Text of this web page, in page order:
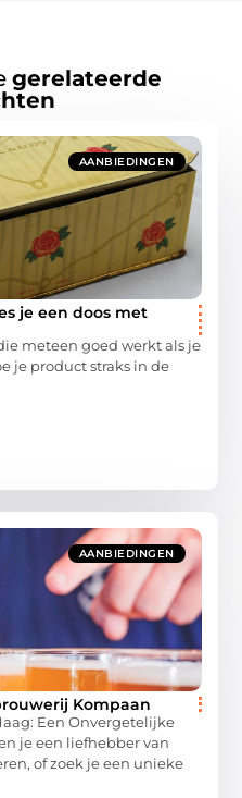
gerelateerde
AANBIEDINGEN
je een doos met
meteen goed werkt als je
je product straks in de
AANBIEDINGEN
Kompaan
Een Onvergetelijke
je een liefhebber van
of zoek je een unieke